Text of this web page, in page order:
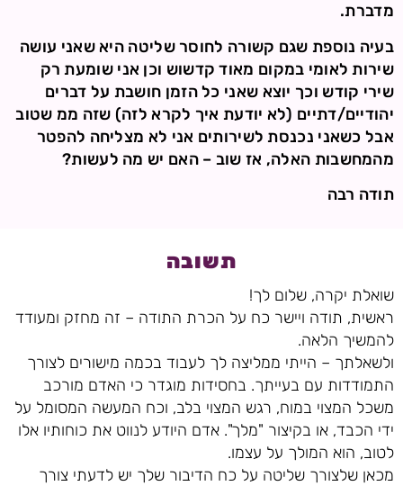
מדברת.
בעיה נוספת שגם קשורה לחוסר שליטה היא שאני עושה
שירות לאומי במקום מאוד קדשוש וכן אני שומעת רק
שירי קודש וכך יוצא שאני כל הזמן חושבת על דברים
יהודיים/דתיים (לא יודעת איך לקרא לזה) שזה ממ שטוב
אבל כשאני נכנסת לשירותים אני לא מצליחה להפטר
מהמחשבות האלה, אז שוב – האם יש מה לעשות?
תודה רבה
תשובה
שואלת יקרה, שלום לך!
ראשית, תודה ויישר כח על הכרת התודה – זה מחזק ומעודד
להמשיך הלאה.
ולשאלתך – הייתי ממליצה לך לעבוד בכמה מישורים לצורך
התמודדות עם בעייתך. בחסידות מוגדר כי האדם מורכב
משכל המצוי במוח, רגש המצוי בלב, וכח המעשה המסומל על
ידי הכבד, או בקיצור "מלך". אדם היודע לנווט את כוחותיו אלו
לטוב, הוא המולך על עצמו.
מכאן שלצורך שליטה על כח הדיבור שלך יש לדעתי צורך